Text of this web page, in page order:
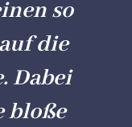
so
die
Dabei
bloße